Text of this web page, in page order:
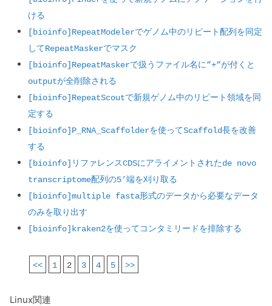
ける
[bioinfo]RepeatModelerでゲノム中のリピート配列を同定
してRepeatMaskerでマスク
[bioinfo]RepeatMaskerで扱うファイル名に”+”が付くと
outputが全削除される
[bioinfo]RepeatScoutで新規ゲノム中のリピート領域を同
定する
[bioinfo]P_RNA_Scaffolderを使ってScaffold長を改善
する
[bioinfo]リファレンスCDSにアライメントされたde novo
transcriptome配列の5’端を刈り取る
[bioinfo]multiple fasta形式のデータから必要なデータ
のみを取り出す
[bioinfo]kraken2を使ってコンタミリードを排除する
<< 1 2 3 4 5 >>
Linux関連